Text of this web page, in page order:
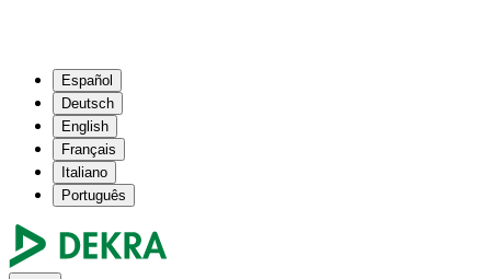
Español
Deutsch
English
Français
Italiano
Português